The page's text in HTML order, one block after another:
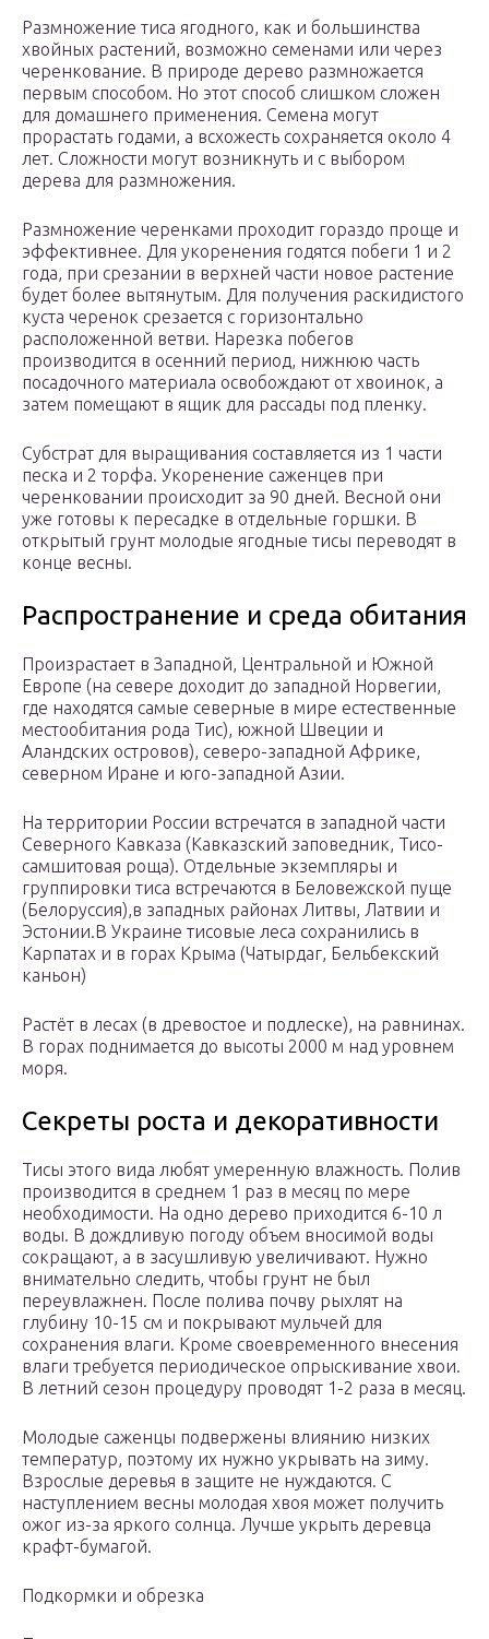
Размножение тиса ягодного, как и большинства
хвойных растений, возможно семенами или через
черенкование. В природе дерево размножается
первым способом. Но этот способ слишком сложен
для домашнего применения. Семена могут
прорастать годами, а всхожесть сохраняется около 4
лет. Сложности могут возникнуть и с выбором
дерева для размножения.
Размножение черенками проходит гораздо проще и
эффективнее. Для укоренения годятся побеги 1 и 2
года, при срезании в верхней части новое растение
будет более вытянутым. Для получения раскидистого
куста черенок срезается с горизонтально
расположенной ветви. Нарезка побегов
производится в осенний период, нижнюю часть
посадочного материала освобождают от хвоинок, а
затем помещают в ящик для рассады под пленку.
Субстрат для выращивания составляется из 1 части
песка и 2 торфа. Укоренение саженцев при
черенковании происходит за 90 дней. Весной они
уже готовы к пересадке в отдельные горшки. В
открытый грунт молодые ягодные тисы переводят в
конце весны.
Распространение и среда обитания
Произрастает в Западной, Центральной и Южной
Европе (на севере доходит до западной Норвегии,
где находятся самые северные в мире естественные
местообитания рода Тис), южной Швеции и
Аландских островов), северо-западной Африке,
северном Иране и юго-западной Азии.
На территории России встречатся в западной части
Северного Кавказа (Кавказский заповедник, Тисо-
самшитовая роща). Отдельные экземпляры и
группировки тиса встречаются в Беловежской пуще
(Белоруссия),в западных районах Литвы, Латвии и
Эстонии.В Украине тисовые леса сохранились в
Карпатах и в горах Крыма (Чатырдаг, Бельбекский
каньон)
Растёт в лесах (в древостое и подлеске), на равнинах.
В горах поднимается до высоты 2000 м над уровнем
моря.
Секреты роста и декоративности
Тисы этого вида любят умеренную влажность. Полив
производится в среднем 1 раз в месяц по мере
необходимости. На одно дерево приходится 6-10 л
воды. В дождливую погоду объем вносимой воды
сокращают, а в засушливую увеличивают. Нужно
внимательно следить, чтобы грунт не был
переувлажнен. После полива почву рыхлят на
глубину 10-15 см и покрывают мульчей для
сохранения влаги. Кроме своевременного внесения
влаги требуется периодическое опрыскивание хвои.
В летний сезон процедуру проводят 1-2 раза в месяц.
Молодые саженцы подвержены влиянию низких
температур, поэтому их нужно укрывать на зиму.
Взрослые деревья в защите не нуждаются. С
наступлением весны молодая хвоя может получить
ожог из-за яркого солнца. Лучше укрыть деревца
крафт-бумагой.
Подкормки и обрезка